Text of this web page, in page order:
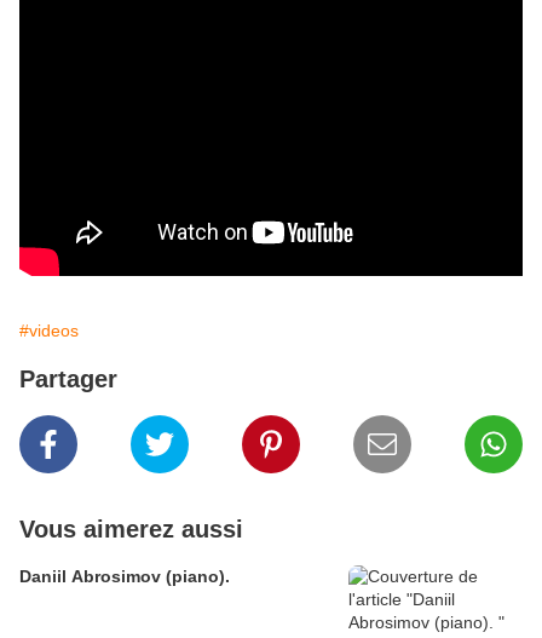
#videos
Partager
Vous aimerez aussi
Daniil Abrosimov (piano).